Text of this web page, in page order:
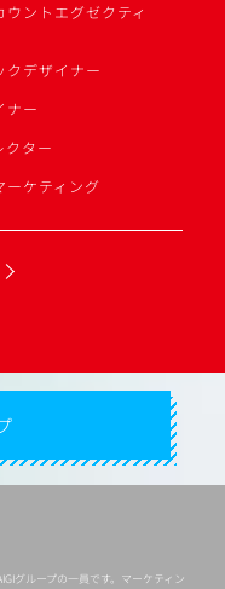
ントエグゼクティ
デザイナー
ナー
ター
ケティング
グループの一員です。マーケティン